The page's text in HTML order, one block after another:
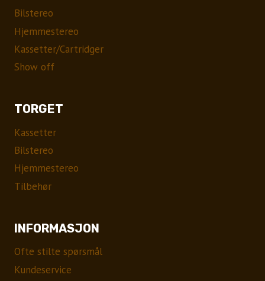
Bilstereo
Hjemmestereo
Kassetter/Cartridger
Show off
TORGET
Kassetter
Bilstereo
Hjemmestereo
Tilbehør
INFORMASJON
Ofte stilte spørsmål
Kundeservice